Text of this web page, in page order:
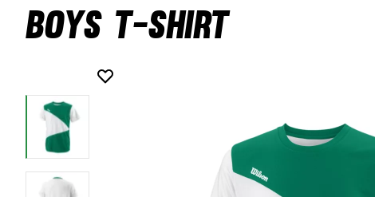
Boys T-shirt